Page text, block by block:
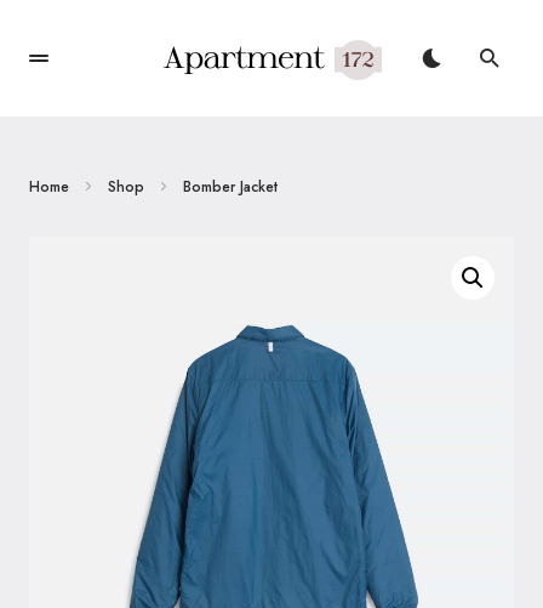
Home Shop Bomber Jacket